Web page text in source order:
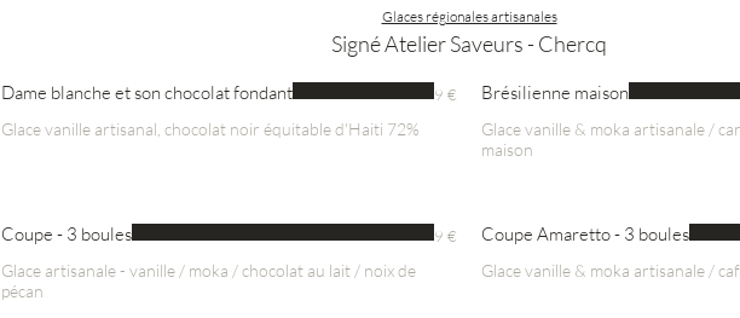
Glaces régionales artisanales
Signé Atelier Saveurs - Chercq
Dame blanche et son chocolat fondant
Glace vanille artisanal, chocolat noir équitable d'Haiti 72%
9 € Brésilienne maison
Glace vanille & moka artisanale /
maison
Coupe - 3 boules
Glace artisanale - vanille / moka / chocolat au lait / noix de
pécan
9 € Coupe Amaretto - 3 boules
Glace vanille & moka artisanale /